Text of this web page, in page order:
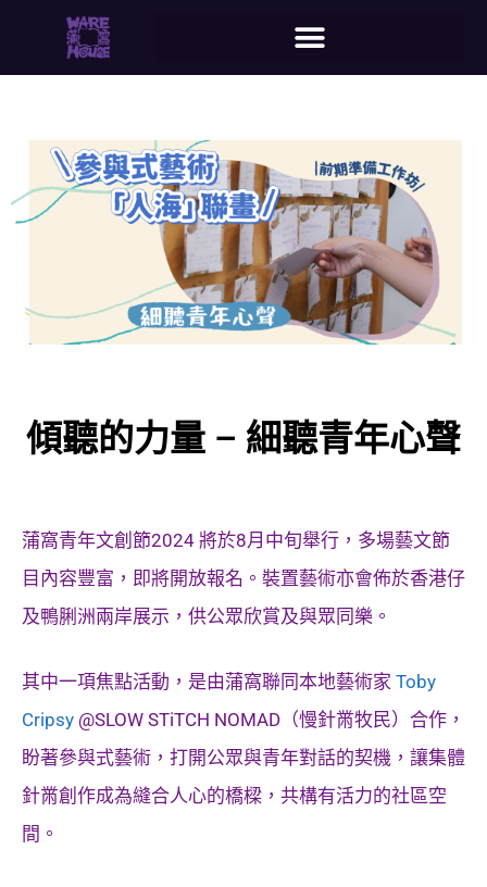
傾聽的力量 – 細聽青年心聲
蒲窩青年文創節2024 將於8月中旬舉行，多場藝文節
目內容豐富，即將開放報名。裝置藝術亦會佈於香港仔
及鴨脷洲兩岸展示，供公眾欣賞及與眾同樂。
其中一項焦點活動，是由蒲窩聯同本地藝術家 Toby
Cripsy @SLOW STiTCH NOMAD（慢針黹牧民）合作，
盼著參與式藝術，打開公眾與青年對話的契機，讓集體
針黹創作成為縫合人心的橋樑，共構有活力的社區空
間。